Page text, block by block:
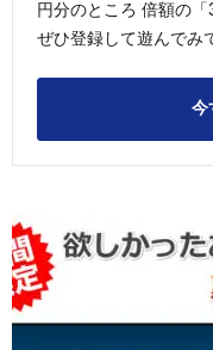
円分のところ 倍額の
ぜひ登録して遊んでみ
今